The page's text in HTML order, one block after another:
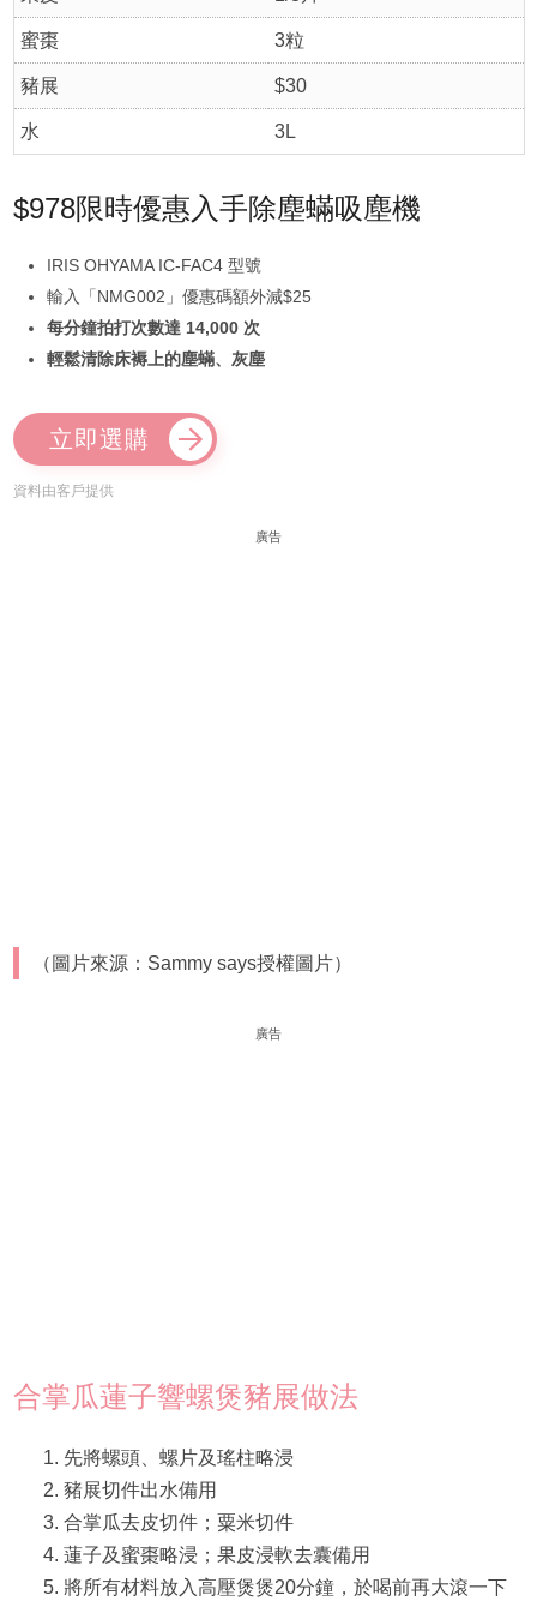
蜜棗 3粒
豬展 $30
水 3L
$978限時優惠入手除塵蟎吸塵機
IRIS OHYAMA IC-FAC4 型號
輸入「NMG002」優惠碼額外減$25
每分鐘拍打次數達 14,000 次
輕鬆清除床褥上的塵蟎、灰塵
立即選購
資料由客戶提供
廣告
（圖片來源：Sammy says授權圖片）
廣告
合掌瓜蓮子響螺煲豬展做法
先將螺頭、螺片及瑤柱略浸
豬展切件出水備用
合掌瓜去皮切件；粟米切件
蓮子及蜜棗略浸；果皮浸軟去囊備用
將所有材料放入高壓煲煲20分鐘，於喝前再大滾一下